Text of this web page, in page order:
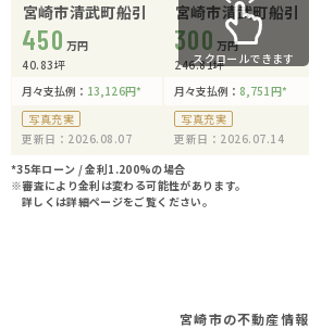
宮崎市清武町船引
450 万円
40.83坪
月々支払例： 13,126円*
写真充実
更新日：2026.08.07
宮崎市清武町船引
300 万円
246.81坪
月々支払例： 8,751円*
写真充実
更新日：2026.07.14
スクロールできます
*35年ローン / 金利1.200%の場合
※審査により金利は変わる可能性があります。
詳しくは詳細ページをご覧ください。
宮崎市の不動産情報